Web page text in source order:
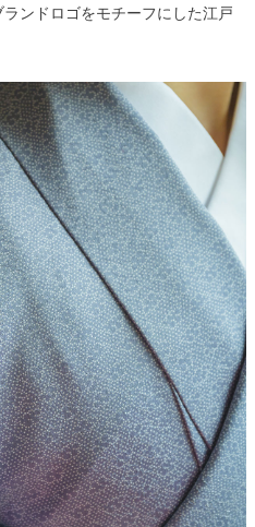
ンドロゴをモチーフにした江戸